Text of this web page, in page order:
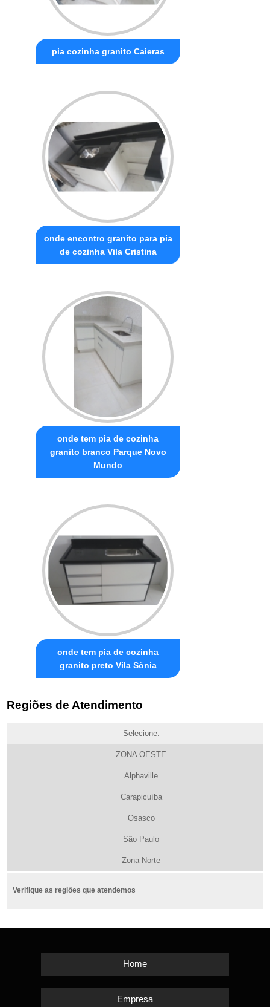
pia cozinha granito Caieras
onde encontro granito para pia
de cozinha Vila Cristina
onde tem pia de cozinha
granito branco Parque Novo
Mundo
onde tem pia de cozinha
granito preto Vila Sônia
Regiões de Atendimento
Selecione:
ZONA OESTE
Alphaville
Carapicuíba
Osasco
São Paulo
Zona Norte
Verifique as regiões que atendemos
Home
Empresa